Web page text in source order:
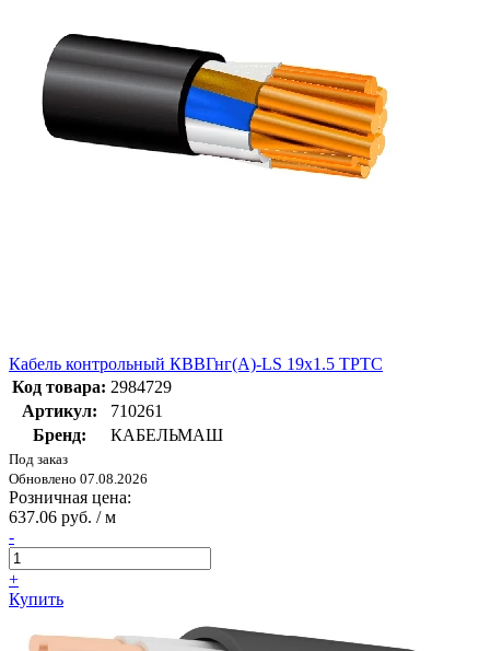
Кабель контрольный КВВГнг(А)-LS 19х1.5 ТРТС
Код товара: 2984729
Артикул:
710261
Бренд:
КАБЕЛЬМАШ
Под заказ
Обновлено 07.08.2026
Розничная цена:
637.06 руб. / м
-
+
Купить